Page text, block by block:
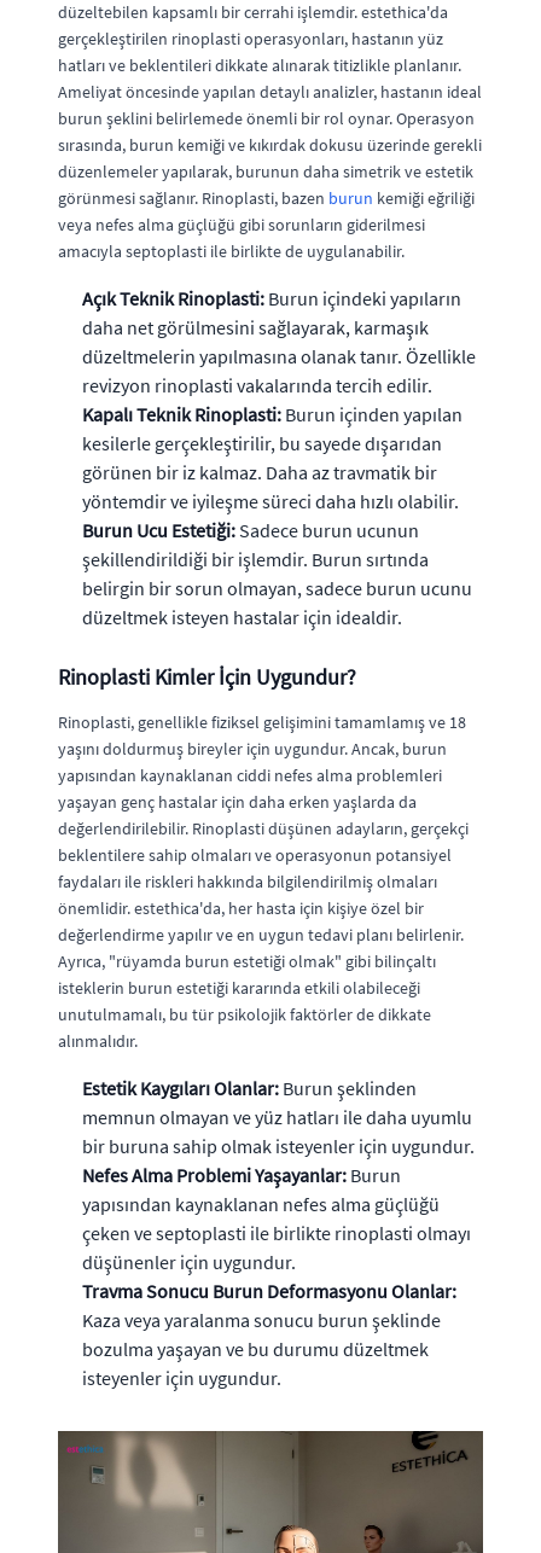
düzeltebilen kapsamlı bir cerrahi işlemdir. estethica'da
gerçekleştirilen rinoplasti operasyonları, hastanın yüz
hatları ve beklentileri dikkate alınarak titizlikle planlanır.
Ameliyat öncesinde yapılan detaylı analizler, hastanın ideal
burun şeklini belirlemede önemli bir rol oynar. Operasyon
sırasında, burun kemiği ve kıkırdak dokusu üzerinde gerekli
düzenlemeler yapılarak, burunun daha simetrik ve estetik
görünmesi sağlanır. Rinoplasti, bazen burun kemiği eğriliği
veya nefes alma güçlüğü gibi sorunların giderilmesi
amacıyla septoplasti ile birlikte de uygulanabilir.
Açık Teknik Rinoplasti: Burun içindeki yapıların
daha net görülmesini sağlayarak, karmaşık
düzeltmelerin yapılmasına olanak tanır. Özellikle
revizyon rinoplasti vakalarında tercih edilir.
Kapalı Teknik Rinoplasti: Burun içinden yapılan
kesilerle gerçekleştirilir, bu sayede dışarıdan
görünen bir iz kalmaz. Daha az travmatik bir
yöntemdir ve iyileşme süreci daha hızlı olabilir.
Burun Ucu Estetiği: Sadece burun ucunun
şekillendirildiği bir işlemdir. Burun sırtında
belirgin bir sorun olmayan, sadece burun ucunu
düzeltmek isteyen hastalar için idealdir.
Rinoplasti Kimler İçin Uygundur?
Rinoplasti, genellikle fiziksel gelişimini tamamlamış ve 18
yaşını doldurmuş bireyler için uygundur. Ancak, burun
yapısından kaynaklanan ciddi nefes alma problemleri
yaşayan genç hastalar için daha erken yaşlarda da
değerlendirilebilir. Rinoplasti düşünen adayların, gerçekçi
beklentilere sahip olmaları ve operasyonun potansiyel
faydaları ile riskleri hakkında bilgilendirilmiş olmaları
önemlidir. estethica'da, her hasta için kişiye özel bir
değerlendirme yapılır ve en uygun tedavi planı belirlenir.
Ayrıca, "rüyamda burun estetiği olmak" gibi bilinçaltı
isteklerin burun estetiği kararında etkili olabileceği
unutulmamalı, bu tür psikolojik faktörler de dikkate
alınmalıdır.
Estetik Kaygıları Olanlar: Burun şeklinden
memnun olmayan ve yüz hatları ile daha uyumlu
bir buruna sahip olmak isteyenler için uygundur.
Nefes Alma Problemi Yaşayanlar: Burun
yapısından kaynaklanan nefes alma güçlüğü
çeken ve septoplasti ile birlikte rinoplasti olmayı
düşünenler için uygundur.
Travma Sonucu Burun Deformasyonu Olanlar:
Kaza veya yaralanma sonucu burun şeklinde
bozulma yaşayan ve bu durumu düzeltmek
isteyenler için uygundur.